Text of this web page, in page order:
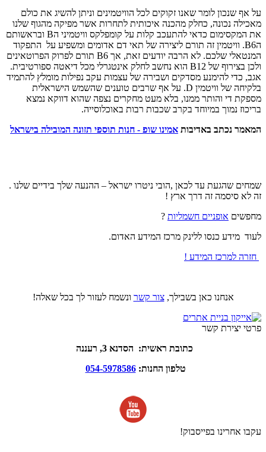
על אף שנכון לומר שאנו זקוקים לכל הוויטמינים וניתן להשיג את כולם
מאכילה נכונה, כחלק מהכנה איכותית לתחרות אשר מפיקה מהגוף שלנו
את המקסימום כדאי להתעכב קלות על קומפלקס וויטמיני הB ובראשותם
הB6. וויטמין זה תורם ליצירה של תאי דם אדומים ומשפיע על התפקוד
המנטאלי שלכם. לא הרבה יודעים זאת, אך B6 תורם לפרוק הפרוטאינים
ולכן בצירוף של B12 הוא נחשב לחלק אינטגרלי מכל דיאטה ספורטיבית.
אגב, כדי להימנע מסדקים ושבירה של עצמות עקב נפילות מומלץ להתמיד
בלקיחה של וויטמין D. על אף שרבים טוענים שהשמש הישראלית
מספקת די והותר ממנו, בלא מעט מחקרים נצפה שהוא דווקא נמצא
בריכוז נמוך במיוחד בקרב שכבות רבות באוכלוסייה.
המאמר נכתב באדיבות אמינו שופ - חנות תוספי תזונה המובילה בישראל
שמחים שהגעת עד לכאן ,הובי ניטרו ישראל – ההנעה שלך בידיים שלנו .
זה לא סיסמה זה דרך ארץ !
מחפשים אופניים חשמליות ?
לעוד מידע כנסו ללינק מרכז המידע האדום.
חזרה למרכז המידע !
אנחנו כאן בשבילך,צור קשר ונשמח לעזור לך בכל שאלה!
פרטי יצירת קשר
כתובת ראשית: הסדנא 3, רעננה
טלפון החנות:054-5978586
עקבו אחרינו בפייסבוק!